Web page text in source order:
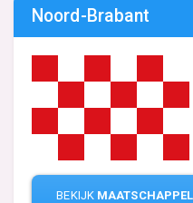
Noord-Brabant
BEKIJK